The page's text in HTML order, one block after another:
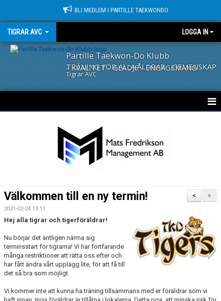
BLI MEDLEM I PARTILLE TAEKWONDO
TIGRAR AVC LOGGA IN
Partille Taekwon-Do Klubb
TRÄNING FÖR ALLA ÅLDRAR - GEMENSKAP - KVALITET - GLÄDJE - ENGAGEMANG
Tigrar AVC
>
<
Välkommen till en ny termin!
2021-02-24 13:11
Hej alla tigrar och tigerföräldrar!
Nu börjar det äntligen närma sig
terminsstart för tigrarna! Vi har fortfarande
många restriktioner att rätta oss efter och
har fått ändra vårt upplägg lite, för att få till
det så bra som möjligt.
Vi kommer inte att kunna ha träning tillsammans med er föräldrar som vi